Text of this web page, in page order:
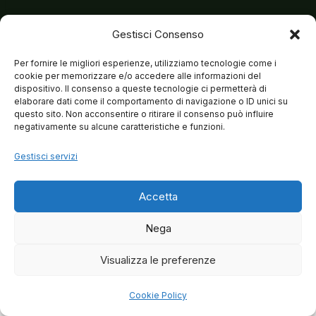
Gestisci Consenso
Per fornire le migliori esperienze, utilizziamo tecnologie come i
cookie per memorizzare e/o accedere alle informazioni del
dispositivo. Il consenso a queste tecnologie ci permetterà di
elaborare dati come il comportamento di navigazione o ID unici su
questo sito. Non acconsentire o ritirare il consenso può influire
negativamente su alcune caratteristiche e funzioni.
Gestisci servizi
Accetta
Nega
Visualizza le preferenze
Cookie Policy